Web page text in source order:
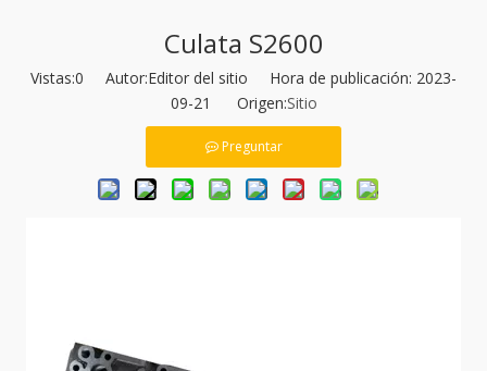
Culata S2600
Vistas:0 Autor:Editor del sitio Hora de publicación: 2023-
09-21 Origen:Sitio
Preguntar